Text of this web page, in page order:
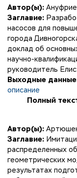
Автор(ы):
Заглавие:
насосов для
города
доклад об
научно-
руководитель
Выходные
описание
Полный
Автор(ы):
Заглавие:
распределенных
геометрических
результатах